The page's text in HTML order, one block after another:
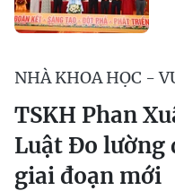
NHÀ KHOA HỌC -
TSKH Phan
Luật Đo lường
giai đoạn mới